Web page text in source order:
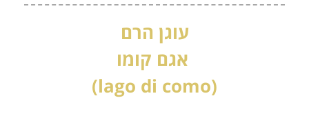
עוגן הרם
אגם קומו
(lago di como)